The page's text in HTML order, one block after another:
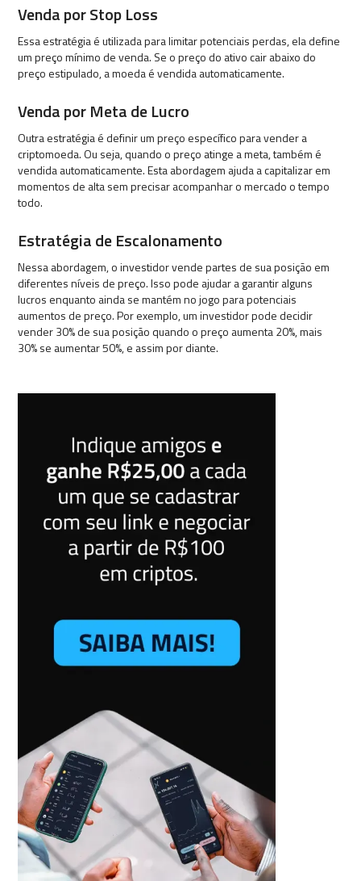
Venda por Stop Loss
Essa estratégia é utilizada para limitar potenciais perdas, ela define
um preço mínimo de venda. Se o preço do ativo cair abaixo do
preço estipulado, a moeda é vendida automaticamente.
Venda por Meta de Lucro
Outra estratégia é definir um preço específico para vender a
criptomoeda. Ou seja, quando o preço atinge a meta, também é
vendida automaticamente. Esta abordagem ajuda a capitalizar em
momentos de alta sem precisar acompanhar o mercado o tempo
todo.
Estratégia de Escalonamento
Nessa abordagem, o investidor vende partes de sua posição em
diferentes níveis de preço. Isso pode ajudar a garantir alguns
lucros enquanto ainda se mantém no jogo para potenciais
aumentos de preço. Por exemplo, um investidor pode decidir
vender 30% de sua posição quando o preço aumenta 20%, mais
30% se aumentar 50%, e assim por diante.